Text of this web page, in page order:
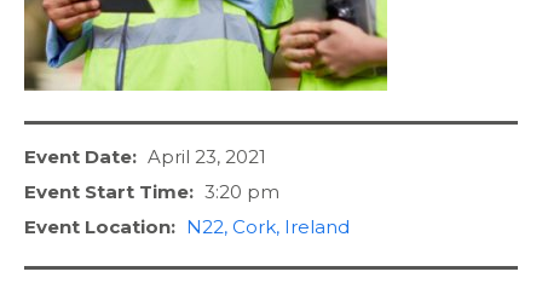
Event Date: April 23, 2021
Event Start Time: 3:20 pm
Event Location: N22, Cork, Ireland